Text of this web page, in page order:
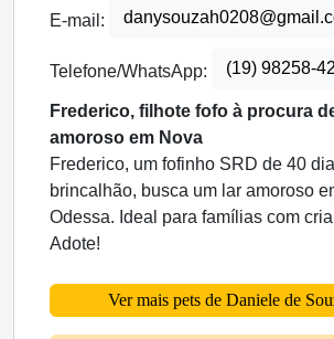
E-mail:
Telefone/WhatsApp: (19) 98258-
Frederico, filhote fofo à procura
amoroso em Nova
Frederico, um fofinho SRD de 40
brincalhão, busca um lar amoroso
Odessa. Ideal para famílias com
Adote!
Ver mais pets de Daniele de